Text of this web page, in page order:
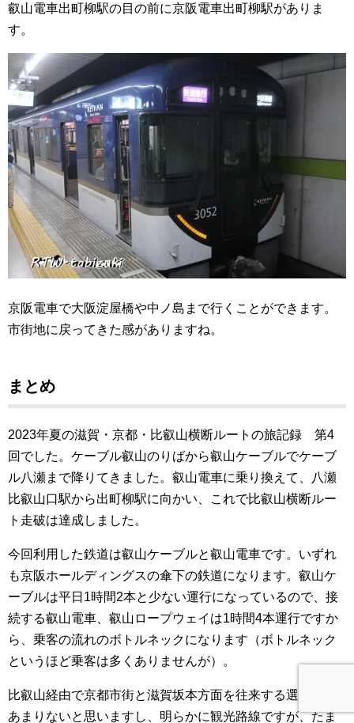
叡山電車出町柳駅の目の前に京阪電車出町柳駅がありま
す。
京阪電車で大阪淀屋橋や中ノ島まで行くことができます。
市街地に戻ってきた感がありますね。
まとめ
2023年夏の滋賀・京都・比叡山横断ルートの旅記録 第4
回でした。ケーブル叡山のりばから叡山ケーブルでケーブ
ル八瀬まで降りてきました。叡山電車に乗り換えて、八瀬
比叡山口駅から出町柳駅に向かい、これで比叡山横断ルー
ト走破は達成しました。
今回利用した鉄道は叡山ケーブルと叡山電車です。いずれ
も京阪ホールディングスの傘下の鉄道になります。叡山ケ
ーブルは平日1時間2本と少ない運行になっているので、接
続する叡山電車、叡山ロープウェイは1時間4本運行ですか
ら、乗客の流れのボトルネックになります（ボトルネック
というほど乗客は多くありませんが）。
比叡山経由で京都市街と滋賀坂本方面を往来する選択肢は
あまりないと思いますし、明らかに観光路線ですが、たま